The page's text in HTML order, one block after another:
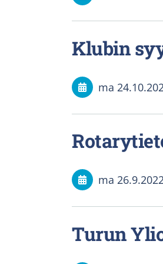
Klubin
ma
ma
Turun